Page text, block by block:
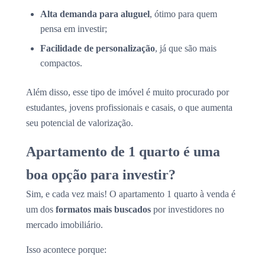
Alta demanda para aluguel, ótimo para quem
pensa em investir;
Facilidade de personalização, já que são mais
compactos.
Além disso, esse tipo de imóvel é muito procurado por
estudantes, jovens profissionais e casais, o que aumenta
seu potencial de valorização.
Apartamento de 1 quarto é uma
boa opção para investir?
Sim, e cada vez mais! O apartamento 1 quarto à venda é
um dos formatos mais buscados por investidores no
mercado imobiliário.
Isso acontece porque: